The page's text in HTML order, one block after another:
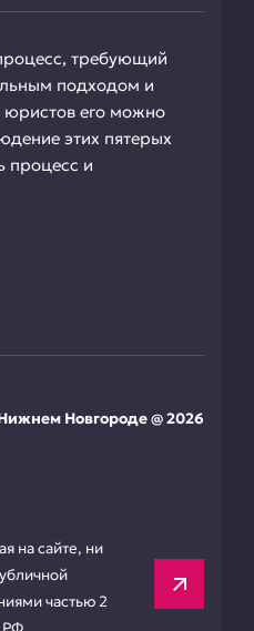
требующий
подходом и
его можно
этих пятерых
процесс и
Новгороде @ 2026
на сайте, ни
частью 2